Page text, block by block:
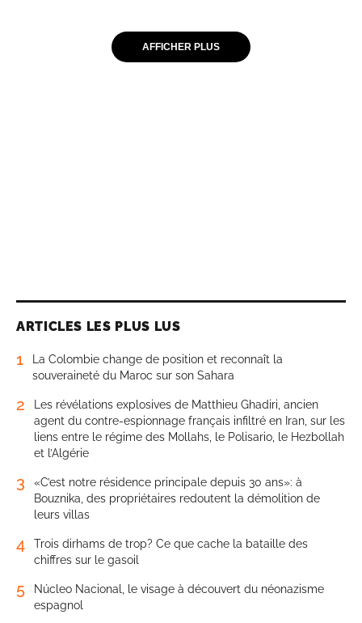
AFFICHER PLUS
ARTICLES LES PLUS LUS
1
La Colombie change de position et reconnaît la
souveraineté du Maroc sur son Sahara
2
Les révélations explosives de Matthieu Ghadiri, ancien
agent du contre-espionnage français infiltré en Iran, sur les
liens entre le régime des Mollahs, le Polisario, le Hezbollah
et l’Algérie
3
«C’est notre résidence principale depuis 30 ans»: à
Bouznika, des propriétaires redoutent la démolition de
leurs villas
4
Trois dirhams de trop? Ce que cache la bataille des
chiffres sur le gasoil
5
Núcleo Nacional, le visage à découvert du néonazisme
espagnol